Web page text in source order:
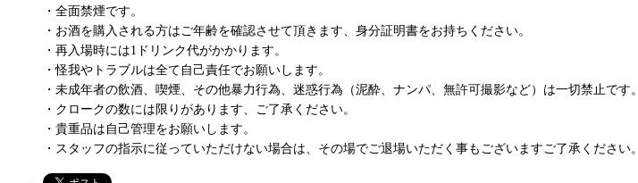
・全面禁煙です。
・お酒を購入される方はご年齢を確認させて頂きます、身分証明書をお持ちください。
・再入場時には1ドリンク代がかかります。
・怪我やトラブルは全て自己責任でお願いします。
・未成年者の飲酒、喫煙、その他暴力行為、迷惑行為（泥酔、ナンパ、無許可撮影など）は一切禁止です。
・クロークの数には限りがあります、ご了承ください。
・貴重品は自己管理をお願いします。
・スタッフの指示に従っていただけない場合は、その場でご退場いただく事もございますご了承ください。